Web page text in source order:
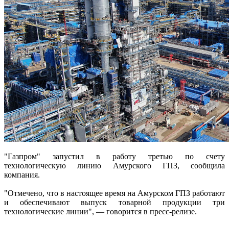
"Газпром" запустил в работу третью по счету
технологическую линию Амурского ГПЗ, сообщила
компания.
"Отмечено, что в настоящее время на Амурском ГПЗ работают
и обеспечивают выпуск товарной продукции три
технологические линии", — говорится в пресс-релизе.